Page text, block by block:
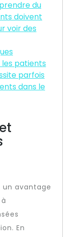
du
doivent
voir des
patients
parfois
dans le
avantage
En